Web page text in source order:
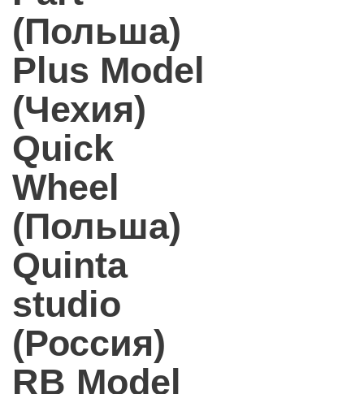
(Польша)
Plus Model
(Чехия)
Quick
Wheel
(Польша)
Quinta
studio
(Россия)
RB Model